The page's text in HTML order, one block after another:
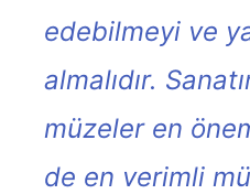
edebilmeyi ve
almalıdır.
müzeler en
de en verimli